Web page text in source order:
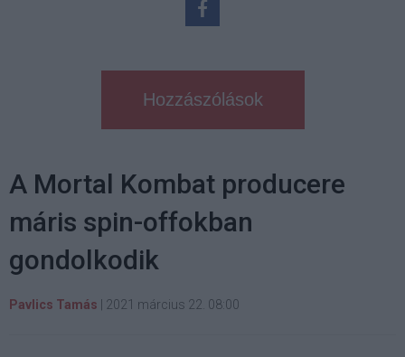
Hozzászólások
A Mortal Kombat producere
máris spin-offokban
gondolkodik
Pavlics Tamás 2021 március 22. 08:00